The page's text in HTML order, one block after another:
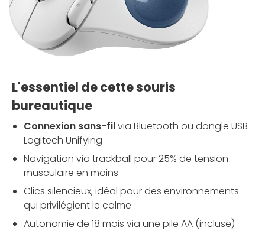
L'essentiel de cette souris
bureautique
Connexion sans-filvia Bluetooth ou dongle USB
Logitech Unifying
Navigation via trackball pour 25% de tension
musculaire en moins
Clics silencieux, idéal pour des environnements
qui privilégient le calme
Autonomie de 18 mois via une pile AA (incluse)